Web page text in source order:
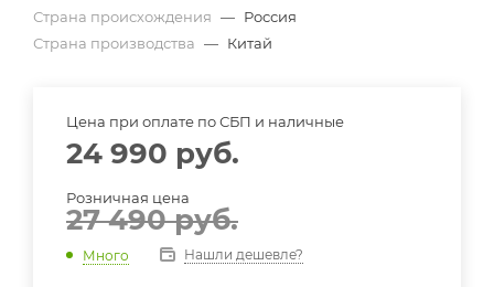
Страна происхождения — Россия
Страна производства — Китай
Цена при оплате по СБП и наличные
24 990 руб.
Розничная цена
27 490руб.
Много Нашли дешевле?